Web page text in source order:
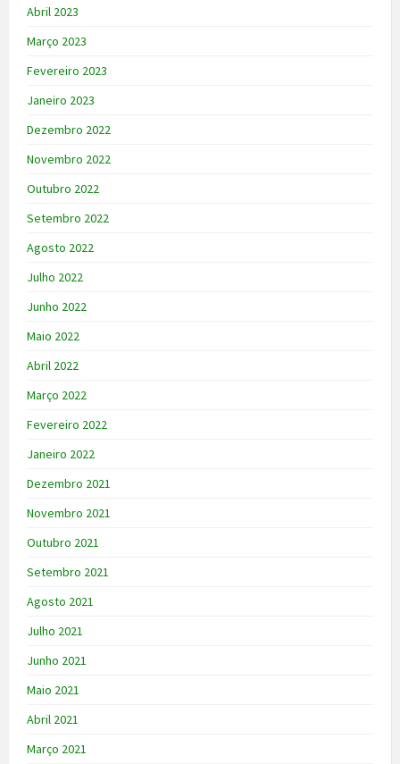
Abril 2023
Março 2023
Fevereiro 2023
Janeiro 2023
Dezembro 2022
Novembro 2022
Outubro 2022
Setembro 2022
Agosto 2022
Julho 2022
Junho 2022
Maio 2022
Abril 2022
Março 2022
Fevereiro 2022
Janeiro 2022
Dezembro 2021
Novembro 2021
Outubro 2021
Setembro 2021
Agosto 2021
Julho 2021
Junho 2021
Maio 2021
Abril 2021
Março 2021